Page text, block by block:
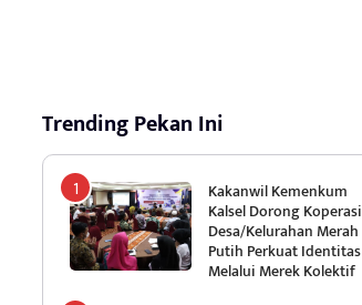
Trending Pekan Ini
Kakanwil Kemenkum
Kalsel Dorong Koperasi
Desa/Kelurahan Merah
Putih Perkuat Identitas
Melalui Merek Kolektif